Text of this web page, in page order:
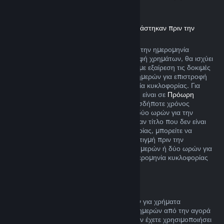
Επιστροφή χρημάτων για τίτλους που αγοράστηκαν πριν την
Όταν αγοράζετε έναν τίτλο στο Steam πριν την ημερομηνία
κυκλοφορίας του, όσον αφορά την επιστροφή χρημάτων, θα ισχύει
το όριο των δύο ωρών χρόνου παιχνιδιού (με εξαίρεση τις δοκιμές
εκδόσεων βήτα), αλλά η περίοδος των 14 ημερών για επιστροφή
χρημάτων δεν θα ξεκινά πριν την ημερομηνία κυκλοφορίας. Για
παράδειγμα, αν αγοράσετε ένα παιχνίδι που είναι σε Πρόωρη
, οποιοσδήποτε χρόνος
παιχνιδιού θα προσμετράται στο όριο των δύο ωρών για την
επιστροφή χρημάτων. Αν προαγοράσετε έναν τίτλο που δεν είναι
λειτουργικός πριν την ημερομηνία κυκλοφορίας, μπορείτε να
ζητήσετε επιστροφή χρημάτων ανά πάσα στιγμή πριν την
κυκλοφορία του και η τυπική περίοδος 14 ημερών ή δύο ωρών για
επιστροφή χρημάτων θα ισχύει από την ημερομηνία κυκλοφορίας
Μπορείτε να ζητήσετε επιστροφή χρημάτων για χρήματα
Πορτοφολιού Steam εντός δεκατεσσάρων ημερών από την αγορά
αν έχουν αγοραστεί μέσω του Steam και δεν έχετε χρησιμοποιήσει